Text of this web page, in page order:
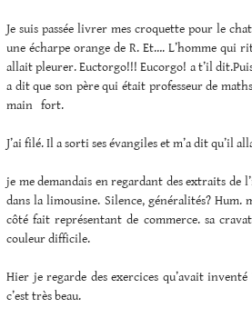
Je suis passée livrer mes croquette pour le
une écharpe orange de R. Et…. L’homme qui
allait pleurer. Euctorgo!!! Eucorgo! a t’il
a dit que son père qui était professeur de
main fort.
J’ai filé. Il a sorti ses évangiles et m’a dit qu’il
je me demandais en regardant des extraits de
dans la limousine. Silence, généralités? Hum.
côté fait représentant de commerce. sa
couleur difficile.
Hier je regarde des exercices qu’avait
c’est très beau.